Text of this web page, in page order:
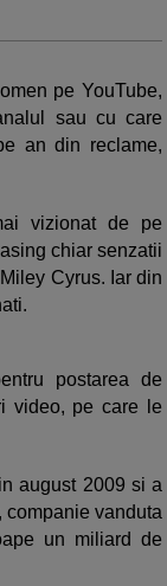
pe YouTube,
sau cu care
an din reclame,
vizionat de pe
chiar senzatii
Cyrus. Iar din
postarea de
video, pe care le
august 2009 si a
companie vanduta
un miliard de